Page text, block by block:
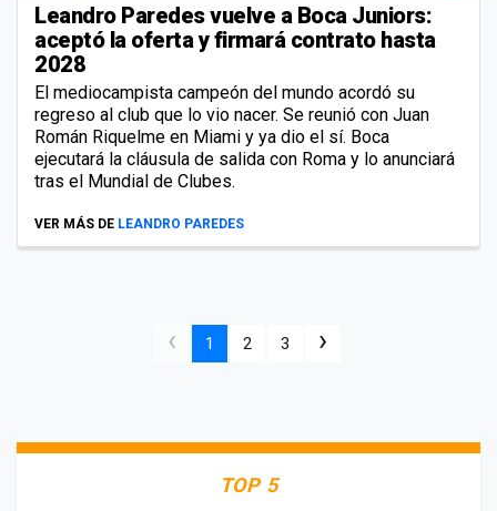
Leandro Paredes vuelve a Boca Juniors:
aceptó la oferta y firmará contrato hasta
2028
El mediocampista campeón del mundo acordó su
regreso al club que lo vio nacer. Se reunió con Juan
Román Riquelme en Miami y ya dio el sí. Boca
ejecutará la cláusula de salida con Roma y lo anunciará
tras el Mundial de Clubes.
VER MÁS DE LEANDRO PAREDES
‹ 1 2 3 ›
TOP 5